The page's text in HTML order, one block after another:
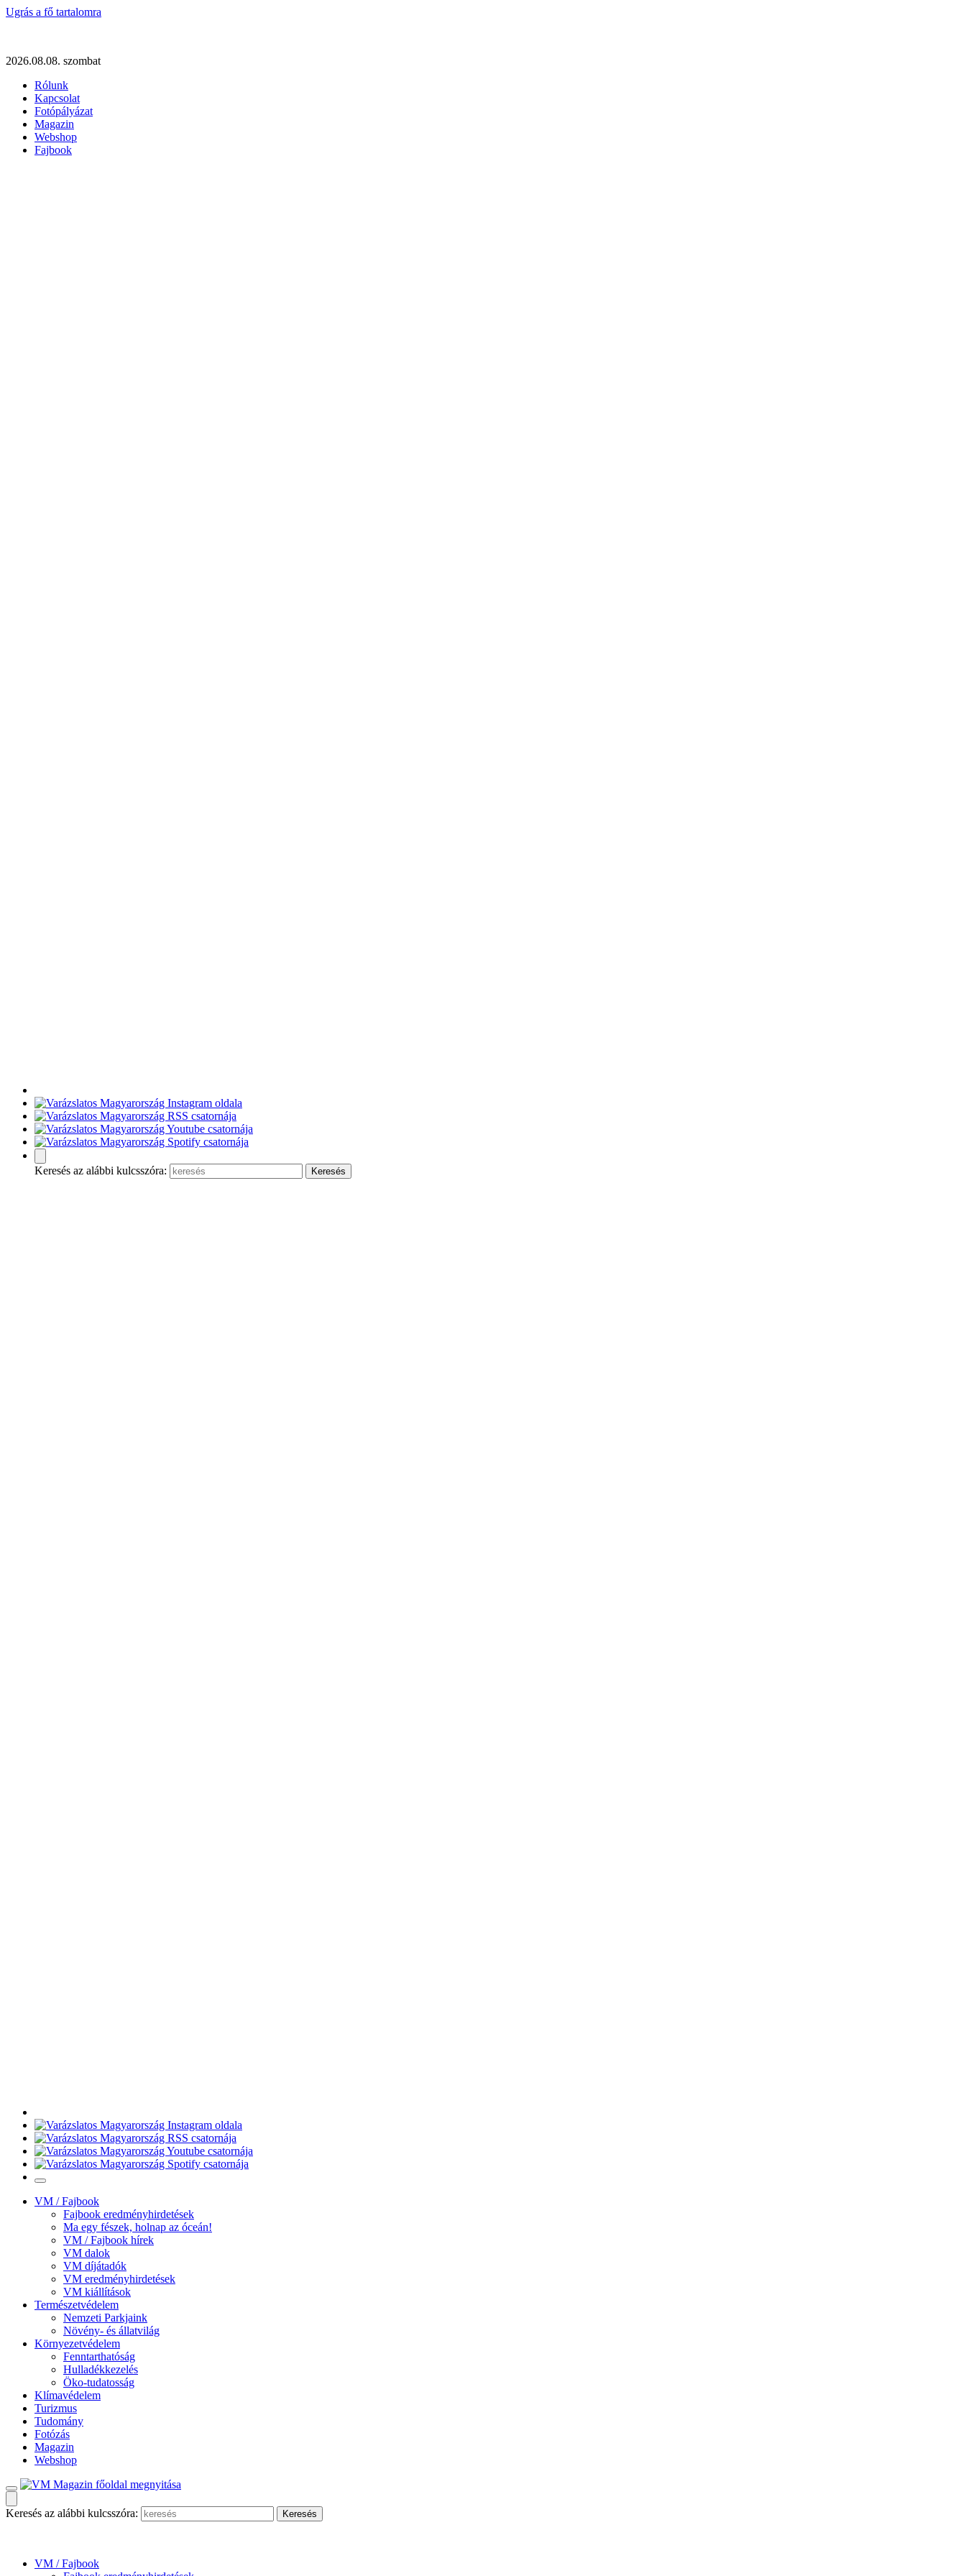
Ugrás a fő tartalomra
2026.08.08. szombat
Rólunk
Kapcsolat
Fotópályázat
Magazin
Webshop
Fajbook
Keresés az alábbi kulcsszóra:
VM / Fajbook
Fajbook eredményhirdetések
Ma egy fészek, holnap az óceán!
VM / Fajbook hírek
VM dalok
VM díjátadók
VM eredményhirdetések
VM kiállítások
Természetvédelem
Nemzeti Parkjaink
Növény- és állatvilág
Környezetvédelem
Fenntarthatóság
Hulladékkezelés
Öko-tudatosság
Klímavédelem
Turizmus
Tudomány
Fotózás
Magazin
Webshop
Keresés az alábbi kulcsszóra:
VM / Fajbook